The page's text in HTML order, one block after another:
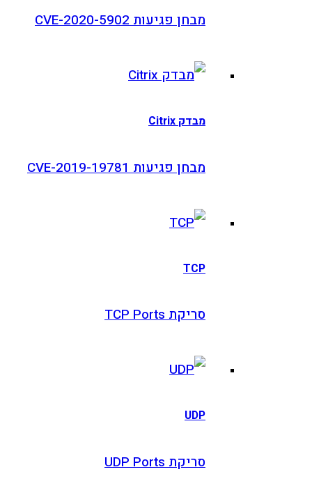
מבחן פגיעות CVE-2020-5902
מבחן פגיעות CVE-2019-19781
סריקת TCP Ports
סריקת UDP Ports